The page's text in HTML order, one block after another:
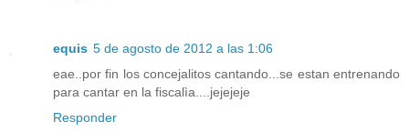
equis 5 de agosto de 2012 a las 1:06
eae..por fin los concejalitos cantando...se estan entrenando
para cantar en la fiscalìa....jejejeje
Responder